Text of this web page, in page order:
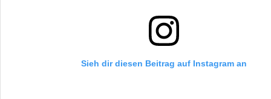
Sieh dir diesen Beitrag auf Instagram an